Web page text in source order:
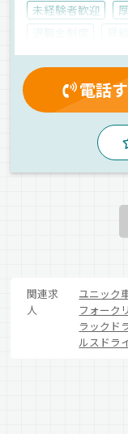
未経験者歓迎
有給休暇
交通
マイカー通勤可
朝 早朝
タク
電話
関連求
人
ユニック
フォーク
ラックド
ルスドラ